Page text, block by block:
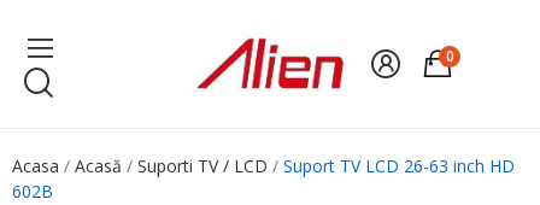
0
Acasa Acasă Suporti TV / LCD
Suport TV LCD 26-63 inch HD
602B